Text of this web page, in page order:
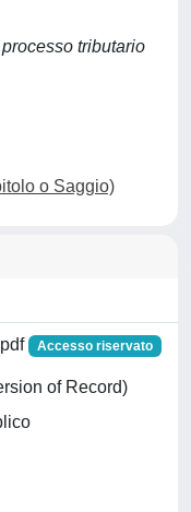
tributario
o Saggio)
Accesso riservato
of Record)